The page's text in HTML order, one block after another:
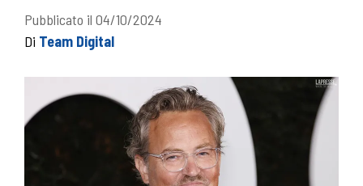
Pubblicato il 04/10/2024
Di Team Digital